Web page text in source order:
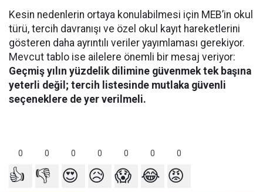
Kesin nedenlerin ortaya konulabilmesi için MEB’in okul
türü, tercih davranışı ve özel okul kayıt hareketlerini
gösteren daha ayrıntılı veriler yayımlaması gerekiyor.
Mevcut tablo ise ailelere önemli bir mesaj veriyor:
Geçmiş yılın yüzdelik dilimine güvenmek tek başına
yeterli değil; tercih listesinde mutlaka güvenli
seçeneklere de yer verilmeli.
0 0 0 0 0 0 0
👍 👎 😍 😥 😱 😂 😡